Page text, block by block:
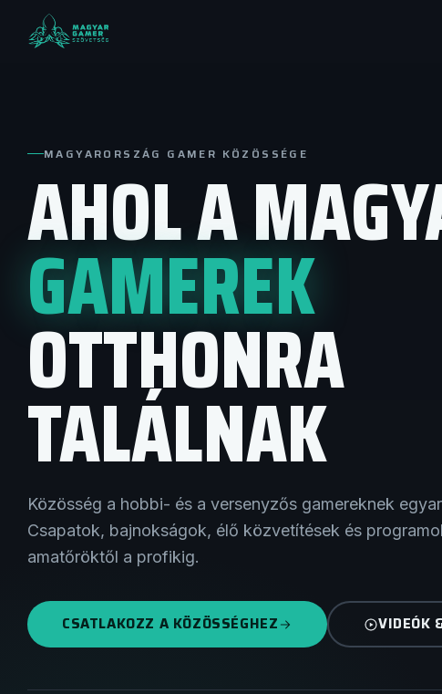
MAGYARORSZÁG GAMER KÖZÖSSÉGE
AHOL A
GAMEREK
OTTHONRA
TALÁLNAK
Közösség a hobbi- és a versenyzős gamereknek
Csapatok, bajnokságok, élő közvetítések és
amatőröktől a profikig.
CSATLAKOZZ A KÖZÖSSÉGHEZ VIDEÓK